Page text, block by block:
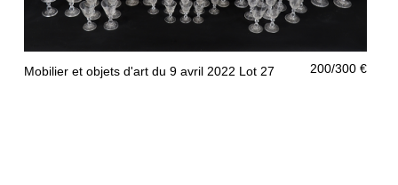
Mobilier et objets d'art du 9 avril 2022 Lot 27 200/300 €